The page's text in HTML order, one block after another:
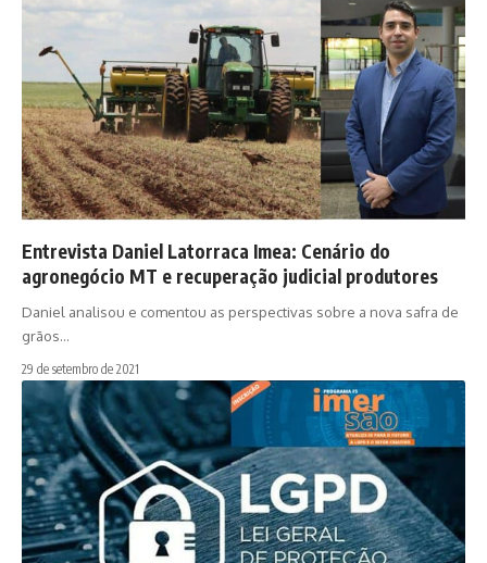
Entrevista Daniel Latorraca Imea: Cenário do
agronegócio MT e recuperação judicial produtores
Daniel analisou e comentou as perspectivas sobre a nova safra de
grãos…
29 de setembro de 2021